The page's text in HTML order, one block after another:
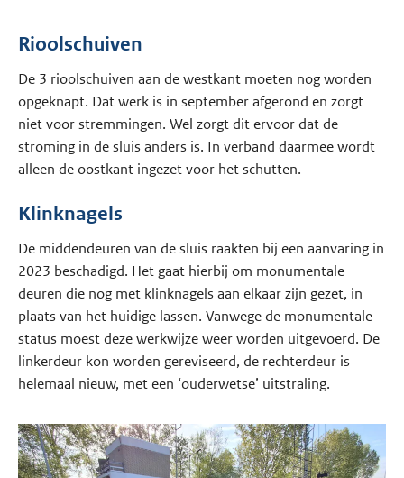
Rioolschuiven
De 3 rioolschuiven aan de westkant moeten nog worden
opgeknapt. Dat werk is in september afgerond en zorgt
niet voor stremmingen. Wel zorgt dit ervoor dat de
stroming in de sluis anders is. In verband daarmee wordt
alleen de oostkant ingezet voor het schutten.
Klinknagels
De middendeuren van de sluis raakten bij een aanvaring in
2023 beschadigd. Het gaat hierbij om monumentale
deuren die nog met klinknagels aan elkaar zijn gezet, in
plaats van het huidige lassen. Vanwege de monumentale
status moest deze werkwijze weer worden uitgevoerd. De
linkerdeur kon worden gereviseerd, de rechterdeur is
helemaal nieuw, met een ‘ouderwetse’ uitstraling.